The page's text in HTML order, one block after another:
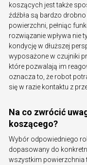
koszących jest także
źdźbła są bardzo
powierzchni, pełniąc
rozwiązanie wpływa nie
kondycję w dłuższej
wyposażone w czujniki
które pozwalają im
oznacza to, że robot
się w razie kontaktu z
Na co zwrócić
koszącego?
Wybór odpowiedniego
dopasowany do
wszystkim powierzchnia